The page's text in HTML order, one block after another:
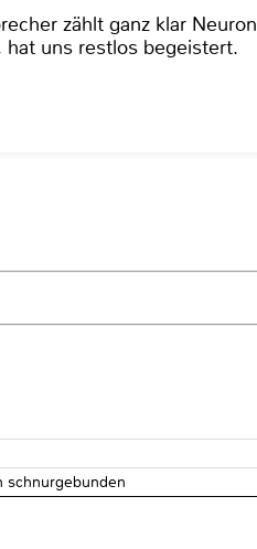
zählt ganz klar Neuron
uns restlos begeistert.
schnurgebunden